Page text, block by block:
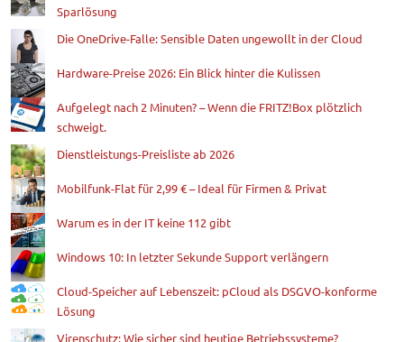
Sparlösung
Die OneDrive-Falle: Sensible Daten ungewollt in der Cloud
Hardware-Preise 2026: Ein Blick hinter die Kulissen
Aufgelegt nach 2 Minuten? – Wenn die FRITZ!Box plötzlich
schweigt.
Dienstleistungs-Preisliste ab 2026
Mobilfunk-Flat für 2,99 € – Ideal für Firmen & Privat
Warum es in der IT keine 112 gibt
Windows 10: In letzter Sekunde Support verlängern
Cloud-Speicher auf Lebenszeit: pCloud als DSGVO-konforme
Lösung
Virenschutz: Wie sicher sind heutige Betriebssysteme?